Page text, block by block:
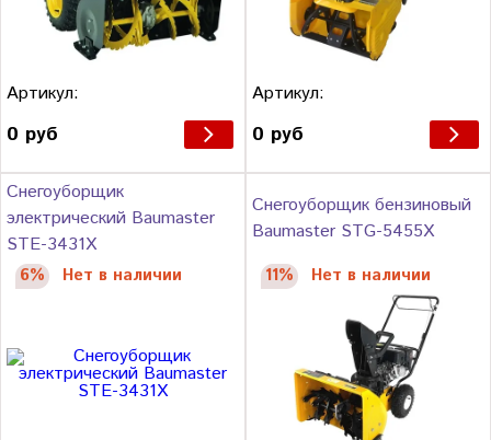
Артикул:
0 руб
Артикул:
0 руб
Снегоуборщик
электрический Baumaster
STE-3431X
6% Нет в наличии
Снегоуборщик бензиновый
Baumaster STG-5455X
11% Нет в наличии